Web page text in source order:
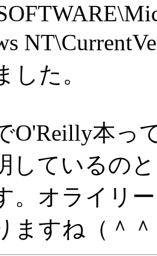
した。
O'Reilly本っ
しているの
。オライリ
ますね（＾